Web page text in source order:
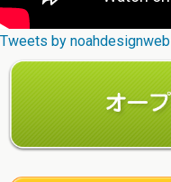
Tweets by noahdesignweb